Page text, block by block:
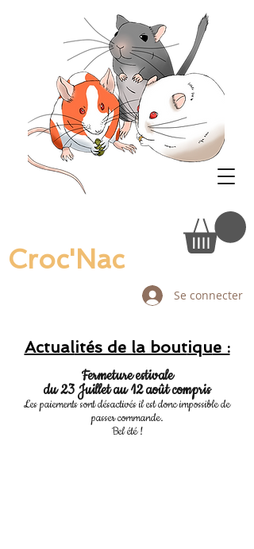
Croc'Nac
Se connecter
Actualités de la boutique :
Fermeture estivale
du 23 Juillet au 12 août compris
Les paiements sont désactivés il est donc impossible de
passer commande.
Bel été !